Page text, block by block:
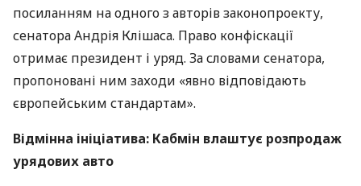
посиланням на одного з авторів законопроекту,
сенатора Андрія Клішаса. Право конфіскації
отримає президент і уряд. За словами сенатора,
пропоновані ним заходи «явно відповідають
європейським стандартам».
Відмінна ініціатива: Кабмін влаштує розпродаж
урядових авто